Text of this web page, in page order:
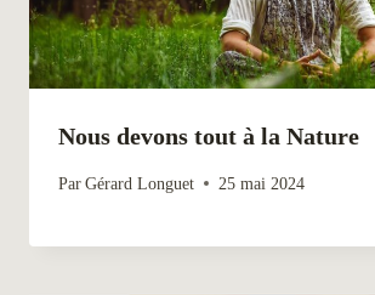
Nous devons tout à la Nature
Par Gérard Longuet 25 mai 2024